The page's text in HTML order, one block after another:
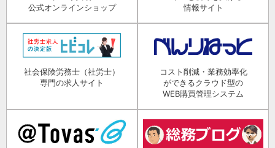
公式オンラインショップ
情報サイト
社会保険労務士（社労士）
専門の求人サイト
コスト削減・業務効率化
ができるクラウド型の
WEB購買管理システム